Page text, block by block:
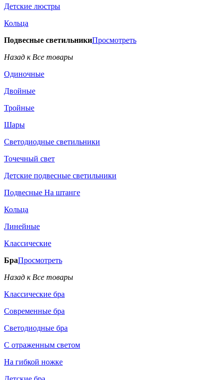
Детские люстры
Кольца
Подвесные светильникиПросмотреть
Назад к Все товары
Одиночные
Двойные
Тройные
Шары
Светодиодные светильники
Точечный свет
Детские подвесные светильники
Подвесные На штанге
Кольца
Линейные
Классические
БраПросмотреть
Назад к Все товары
Классические бра
Современные бра
Светодиодные бра
С отраженным светом
На гибкой ножке